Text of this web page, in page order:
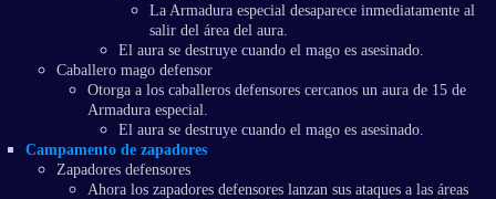
La Armadura especial desaparece inmediatamente al
salir del área del aura.
El aura se destruye cuando el mago es asesinado.
Caballero mago defensor
Otorga a los caballeros defensores cercanos un aura de 15 de
Armadura especial.
El aura se destruye cuando el mago es asesinado.
Campamento de zapadores
Zapadores defensores
Ahora los zapadores defensores lanzan sus ataques a las áreas